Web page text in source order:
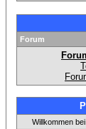
Forum
Willkommen